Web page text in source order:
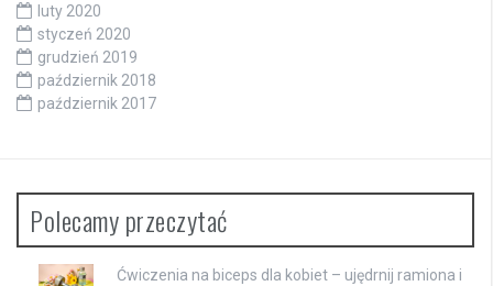
luty 2020
styczeń 2020
grudzień 2019
październik 2018
październik 2017
Polecamy przeczytać
Ćwiczenia na biceps dla kobiet – ujędrnij ramiona i